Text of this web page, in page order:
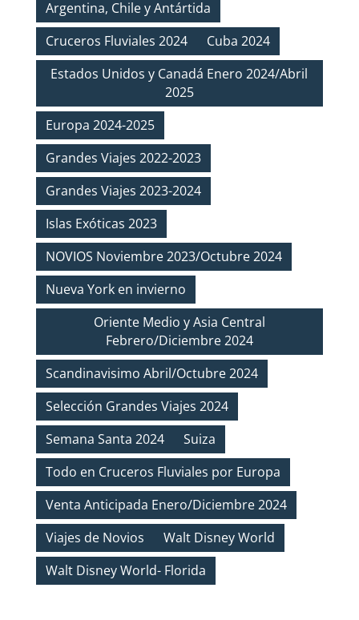
Argentina, Chile y Antártida
Cruceros Fluviales 2024
Cuba 2024
Estados Unidos y Canadá Enero 2024/Abril
2025
Europa 2024-2025
Grandes Viajes 2022-2023
Grandes Viajes 2023-2024
Islas Exóticas 2023
NOVIOS Noviembre 2023/Octubre 2024
Nueva York en invierno
Oriente Medio y Asia Central
Febrero/Diciembre 2024
Scandinavisimo Abril/Octubre 2024
Selección Grandes Viajes 2024
Semana Santa 2024
Suiza
Todo en Cruceros Fluviales por Europa
Venta Anticipada Enero/Diciembre 2024
Viajes de Novios
Walt Disney World
Walt Disney World- Florida